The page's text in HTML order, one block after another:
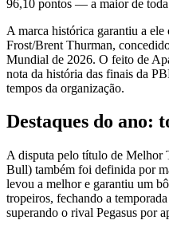
96,10 pontos — a maior de toda
A marca histórica garantiu a
Frost/Brent Thurman,
Mundial de 2026. O feito de
nota da história das finais da
tempos da organização.
Destaques do ano:
A disputa pelo título de Melhor
Bull) também foi definida por
levou a melhor e garantiu um
tropeiros, fechando a
superando o rival Pegasus por